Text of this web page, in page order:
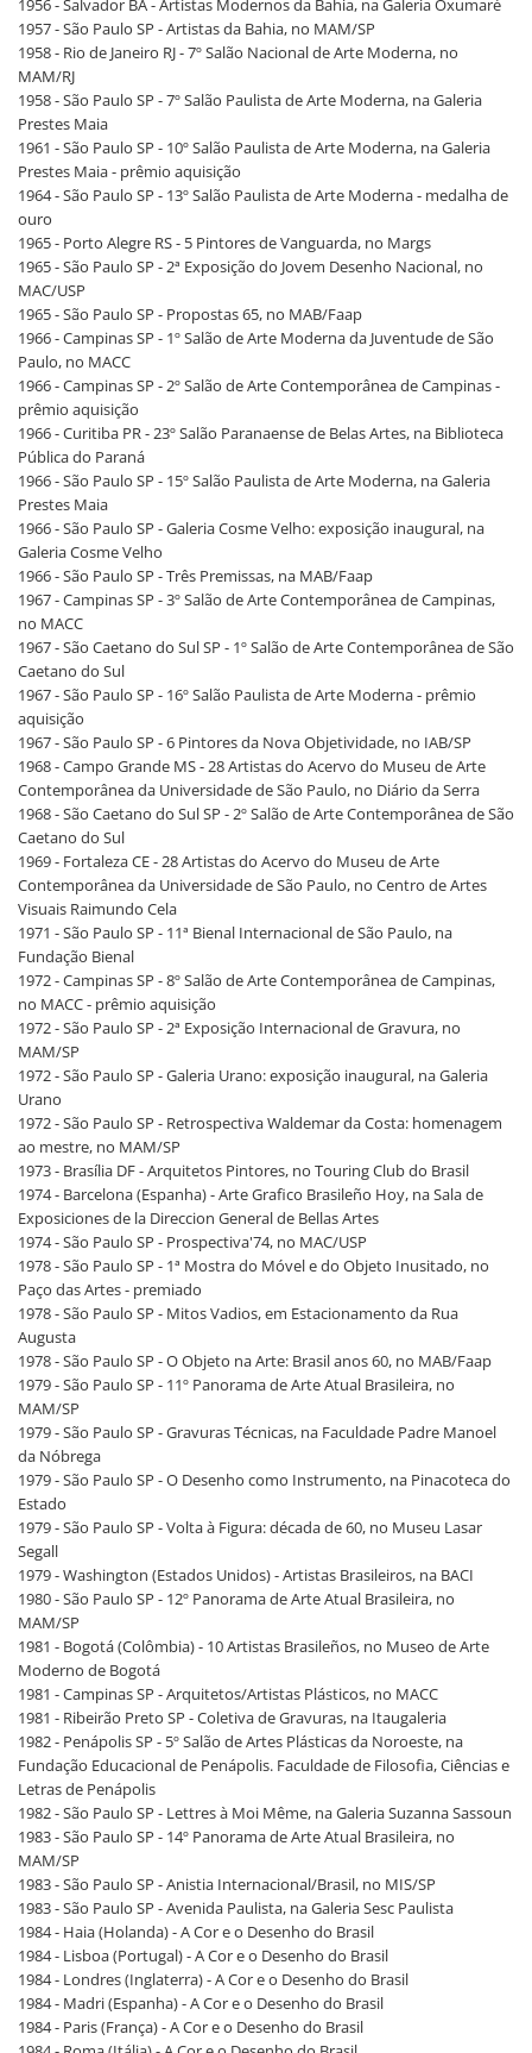
1956 - Salvador BA - Artistas Modernos da Bahia, na Galeria Oxumaré
1957 - São Paulo SP - Artistas da Bahia, no MAM/SP
1958 - Rio de Janeiro RJ - 7º Salão Nacional de Arte Moderna, no
MAM/RJ
1958 - São Paulo SP - 7º Salão Paulista de Arte Moderna, na Galeria
Prestes Maia
1961 - São Paulo SP - 10º Salão Paulista de Arte Moderna, na Galeria
Prestes Maia - prêmio aquisição
1964 - São Paulo SP - 13º Salão Paulista de Arte Moderna - medalha de
ouro
1965 - Porto Alegre RS - 5 Pintores de Vanguarda, no Margs
1965 - São Paulo SP - 2ª Exposição do Jovem Desenho Nacional, no
MAC/USP
1965 - São Paulo SP - Propostas 65, no MAB/Faap
1966 - Campinas SP - 1º Salão de Arte Moderna da Juventude de São
Paulo, no MACC
1966 - Campinas SP - 2º Salão de Arte Contemporânea de Campinas -
prêmio aquisição
1966 - Curitiba PR - 23º Salão Paranaense de Belas Artes, na Biblioteca
Pública do Paraná
1966 - São Paulo SP - 15º Salão Paulista de Arte Moderna, na Galeria
Prestes Maia
1966 - São Paulo SP - Galeria Cosme Velho: exposição inaugural, na
Galeria Cosme Velho
1966 - São Paulo SP - Três Premissas, na MAB/Faap
1967 - Campinas SP - 3º Salão de Arte Contemporânea de Campinas,
no MACC
1967 - São Caetano do Sul SP - 1º Salão de Arte Contemporânea de São
Caetano do Sul
1967 - São Paulo SP - 16º Salão Paulista de Arte Moderna - prêmio
aquisição
1967 - São Paulo SP - 6 Pintores da Nova Objetividade, no IAB/SP
1968 - Campo Grande MS - 28 Artistas do Acervo do Museu de Arte
Contemporânea da Universidade de São Paulo, no Diário da Serra
1968 - São Caetano do Sul SP - 2º Salão de Arte Contemporânea de São
Caetano do Sul
1969 - Fortaleza CE - 28 Artistas do Acervo do Museu de Arte
Contemporânea da Universidade de São Paulo, no Centro de Artes
Visuais Raimundo Cela
1971 - São Paulo SP - 11ª Bienal Internacional de São Paulo, na
Fundação Bienal
1972 - Campinas SP - 8º Salão de Arte Contemporânea de Campinas,
no MACC - prêmio aquisição
1972 - São Paulo SP - 2ª Exposição Internacional de Gravura, no
MAM/SP
1972 - São Paulo SP - Galeria Urano: exposição inaugural, na Galeria
Urano
1972 - São Paulo SP - Retrospectiva Waldemar da Costa: homenagem
ao mestre, no MAM/SP
1973 - Brasília DF - Arquitetos Pintores, no Touring Club do Brasil
1974 - Barcelona (Espanha) - Arte Grafico Brasileño Hoy, na Sala de
Exposiciones de la Direccion General de Bellas Artes
1974 - São Paulo SP - Prospectiva'74, no MAC/USP
1978 - São Paulo SP - 1ª Mostra do Móvel e do Objeto Inusitado, no
Paço das Artes - premiado
1978 - São Paulo SP - Mitos Vadios, em Estacionamento da Rua
Augusta
1978 - São Paulo SP - O Objeto na Arte: Brasil anos 60, no MAB/Faap
1979 - São Paulo SP - 11º Panorama de Arte Atual Brasileira, no
MAM/SP
1979 - São Paulo SP - Gravuras Técnicas, na Faculdade Padre Manoel
da Nóbrega
1979 - São Paulo SP - O Desenho como Instrumento, na Pinacoteca do
Estado
1979 - São Paulo SP - Volta à Figura: década de 60, no Museu Lasar
Segall
1979 - Washington (Estados Unidos) - Artistas Brasileiros, na BACI
1980 - São Paulo SP - 12º Panorama de Arte Atual Brasileira, no
MAM/SP
1981 - Bogotá (Colômbia) - 10 Artistas Brasileños, no Museo de Arte
Moderno de Bogotá
1981 - Campinas SP - Arquitetos/Artistas Plásticos, no MACC
1981 - Ribeirão Preto SP - Coletiva de Gravuras, na Itaugaleria
1982 - Penápolis SP - 5º Salão de Artes Plásticas da Noroeste, na
Fundação Educacional de Penápolis. Faculdade de Filosofia, Ciências e
Letras de Penápolis
1982 - São Paulo SP - Lettres à Moi Même, na Galeria Suzanna Sassoun
1983 - São Paulo SP - 14º Panorama de Arte Atual Brasileira, no
MAM/SP
1983 - São Paulo SP - Anistia Internacional/Brasil, no MIS/SP
1983 - São Paulo SP - Avenida Paulista, na Galeria Sesc Paulista
1984 - Haia (Holanda) - A Cor e o Desenho do Brasil
1984 - Lisboa (Portugal) - A Cor e o Desenho do Brasil
1984 - Londres (Inglaterra) - A Cor e o Desenho do Brasil
1984 - Madri (Espanha) - A Cor e o Desenho do Brasil
1984 - Paris (França) - A Cor e o Desenho do Brasil